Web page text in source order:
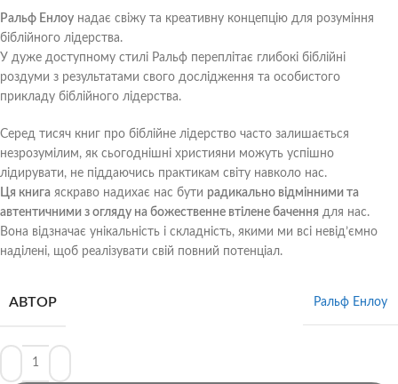
Ральф Енлоу надає свіжу та креативну концепцію для розуміння
біблійного лідерства.
У дуже доступному стилі Ральф переплітає глибокі біблійні
роздуми з результатами свого дослідження та особистого
прикладу біблійного лідерства.
Серед тисяч книг про біблійне лідерство часто залишається
незрозумілим, як сьогоднішні християни можуть успішно
лідирувати, не піддаючись практикам світу навколо нас.
Ця книга яскраво надихає нас бути радикально відмінними та
автентичними з огляду на божественне втілене бачення для нас.
Вона відзначає унікальність і складність, якими ми всі невід’ємно
наділені, щоб реалізувати свій повний потенціал.
АВТОР Ральф Енлоу